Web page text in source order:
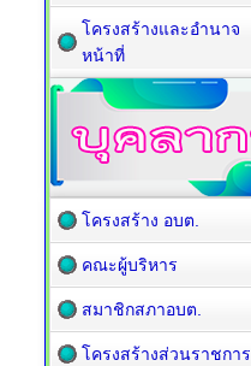
โครงสร้างและอำนาจ
หน้าที่
โครงสร้าง อบต.
คณะผู้บริหาร
สมาชิกสภาอบต.
โครงสร้างส่วนราชการ